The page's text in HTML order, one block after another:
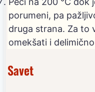
porumeni, pa
druga strana. Za to
omekšati i
Savet